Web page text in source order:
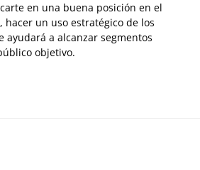
en una buena posición en el
hacer un uso estratégico de los
ayudará a alcanzar segmentos
objetivo.